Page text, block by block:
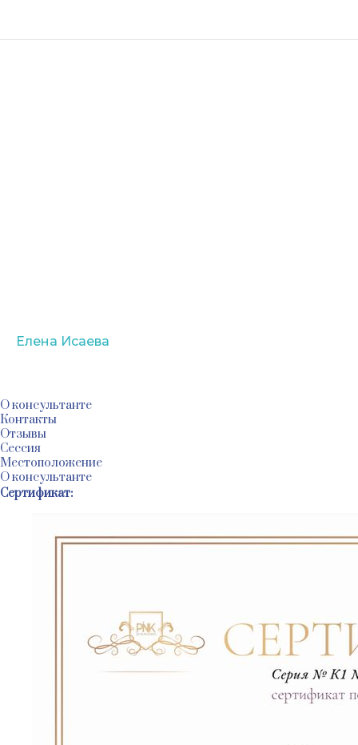
Елена Исаева
О консультанте
Контакты
Отзывы
Сессия
Местоположение
О консультанте
Сертификат: